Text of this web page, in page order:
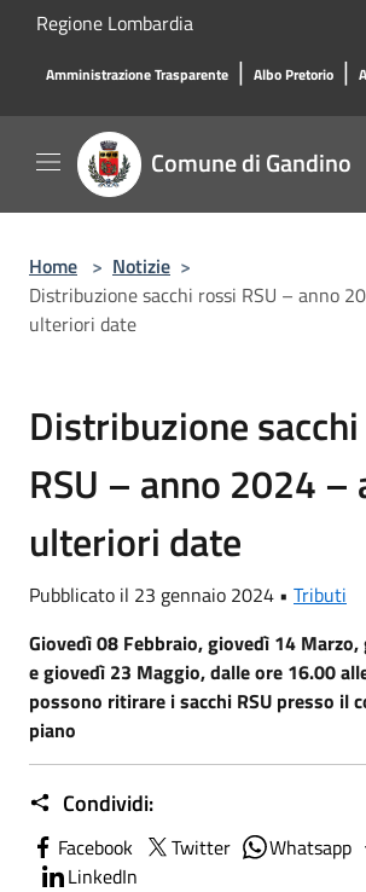
Salta al contenuto principale
Regione Lombardia
Amministrazione Trasparente | Albo Pretorio |
Comune di Gandino
Home > Notizie >
Distribuzione sacchi rossi RSU – anno
ulteriori date
Distribuzione
RSU – anno 2024 –
ulteriori date
Pubblicato il 23 gennaio 2024 • Tributi
Giovedì08 Febbraio, giovedì 14
e giovedì 23 Maggio,dalle ore 16.00
possono ritirare i sacchi RSU presso il
piano
Condividi:
Facebook Twitter Whatsapp
LinkedIn